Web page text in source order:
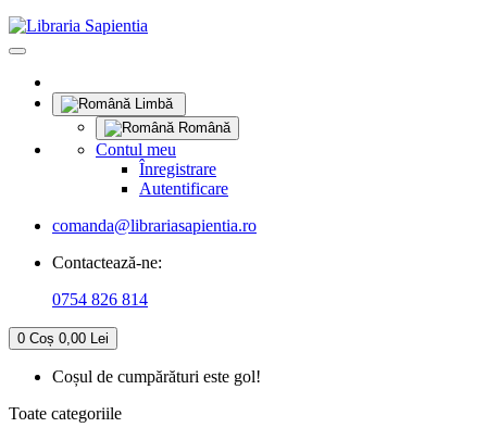
Limbă
Română
Contul meu
Înregistrare
Autentificare
comanda@librariasapientia.ro
Contactează-ne:
0754 826 814
0 Coș 0,00 Lei
Coșul de cumpărături este gol!
Toate categoriile